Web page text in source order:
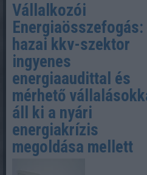
Vállalkozói
Energiaösszefogás:
hazai kkv-szektor
ingyenes
energiaaudittal és
mérhető
áll ki a nyári
energiakrízis
megoldása mellett